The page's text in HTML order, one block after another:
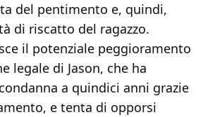
del pentimento e, quindi,
di riscatto del ragazzo.
il potenziale peggioramento
legale di Jason, che ha
a quindici anni grazie
e tenta di opporsi